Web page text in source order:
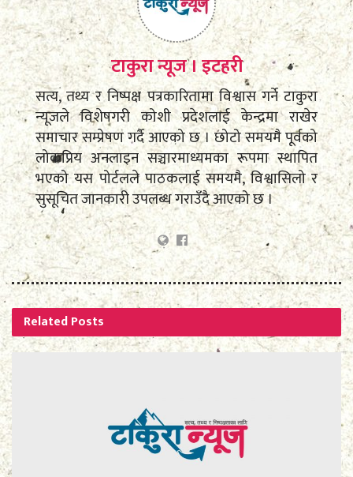
टाकुरा न्यूज । इटहरी
सत्य, तथ्य र निष्पक्ष पत्रकारितामा विश्वास गर्ने टाकुरा
न्यूजले विशेषगरी कोशी प्रदेशलाई केन्द्रमा राखेर
समाचार सम्प्रेषण गर्दै आएको छ । छोटो समयमै पूर्वको
लोकप्रिय अनलाइन सञ्चारमाध्यमका रूपमा स्थापित
भएको यस पोर्टलले पाठकलाई समयमै, विश्वासिलो र
सुसूचित जानकारी उपलब्ध गराउँदै आएको छ ।
RelatedPosts